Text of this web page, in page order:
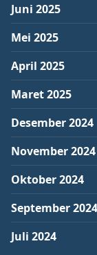
Juni 2025
Mei 2025
April 2025
Maret 2025
Desember 2024
November 2024
Oktober 2024
September 2024
Juli 2024